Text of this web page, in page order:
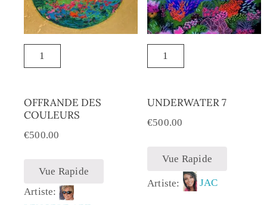
OFFRANDE DES
COULEURS
€500.00
Vue Rapide
Artiste:
UNDERWATER 7
€500.00
Vue Rapide
Artiste: JAC